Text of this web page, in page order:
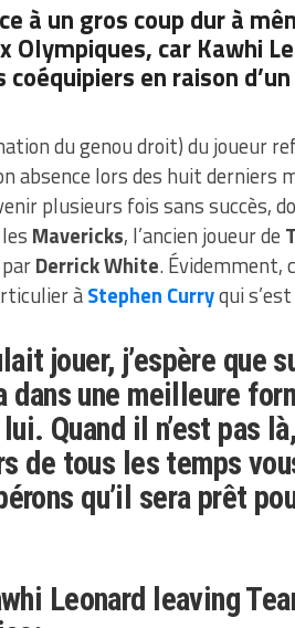
à un gros coup dur à
Olympiques, car Kawhi
en raison
du genou droit) du joueur
absence lors des huit derniers
plusieurs fois sans succès,
Mavericks, l’ancien joueur de
DerrickWhite. Évidemment,
àStephen Curryqui
jouer, j’espère que
dans une meilleure
Quand il n’est pas
de tous les temps
qu’il sera prêt
Leonard leaving